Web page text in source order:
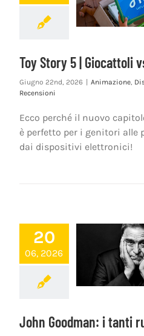
Toy Story 5 | Giocattoli
Giugno 22nd, 2026 Animazione,
Recensioni
Ecco perché il nuovo
è perfetto per i genitori alle
dai dispositivi elettronici!
20
06, 2026
John Goodman: i tanti